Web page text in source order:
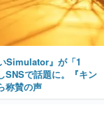
Simulator』が「1
SNSで話題に。『キン
称賛の声